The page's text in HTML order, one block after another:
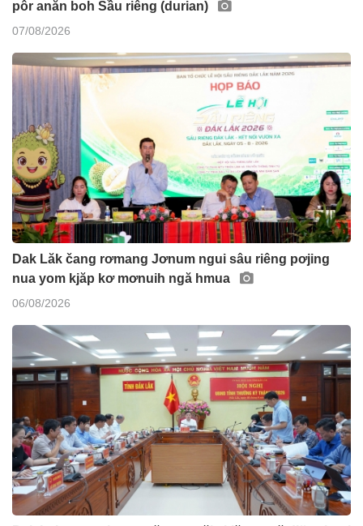
pôr anăn boh Sầu riêng (durian)
07/08/2026
Dak Lăk čang rơmang Jơnum ngui sâu riêng pơjing
nua yom kjăp kơ mơnuih ngă hmua
06/08/2026